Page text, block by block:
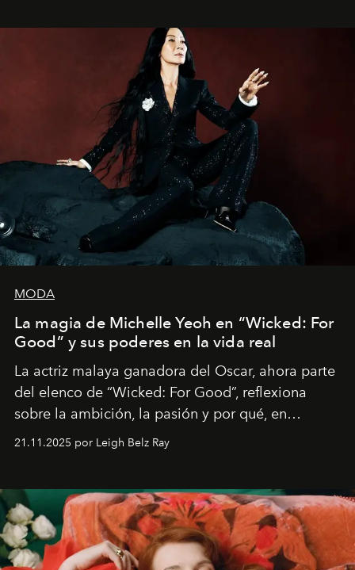
dirigida por Maggie Gyllenhaal.
MODA
La magia de Michelle Yeoh en “Wicked: For
Good” y sus poderes en la vida real
La actriz malaya ganadora del Oscar, ahora parte
del elenco de “Wicked: For Good”, reflexiona
sobre la ambición, la pasión y por qué, en
ocasiones, la introspección puede esperar. “Es
importa si no lo entienden’”, confiesa.
21.11.2025 por Leigh Belz Ray